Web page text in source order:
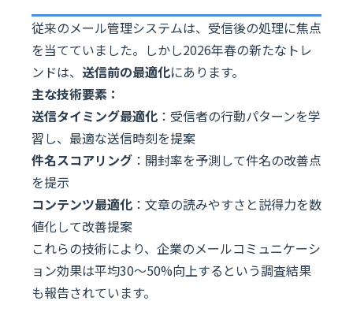
従来のメール管理システムは、受信後の処理に焦点
を当てていました。しかし2026年春の新たなトレ
ンドは、 送信前の最適化にあります。
主な技術要素：
送信タイミング最適化 ：受信者の行動パターンを学
習し、最適な送信時刻を提案
件名スコアリング ：開封率を予測して件名の改善点
を提示
コンテンツ最適化 ：文章の読みやすさと説得力を数
値化して改善提案
これらの技術により、企業のメールコミュニケーシ
ョン効果は平均30〜50%向上するという調査結果
も報告されています。